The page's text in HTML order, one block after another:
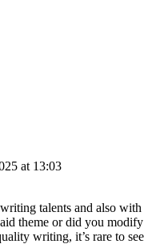
at 13:03
talents and also with
theme or did you modify
writing, it’s rare to see